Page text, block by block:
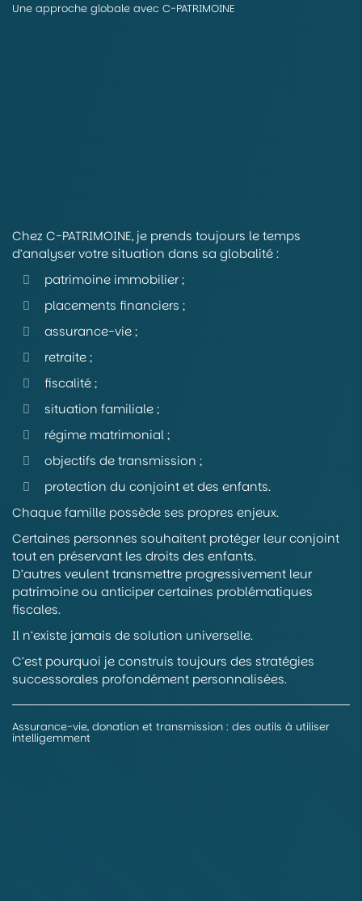
Une approche globale avec C-PATRIMOINE
Chez C-PATRIMOINE, je prends toujours le temps
d’analyser votre situation dans sa globalité :
patrimoine immobilier ;
placements financiers ;
assurance-vie ;
retraite ;
fiscalité ;
situation familiale ;
régime matrimonial ;
objectifs de transmission ;
protection du conjoint et des enfants.
Chaque famille possède ses propres enjeux.
Certaines personnes souhaitent protéger leur conjoint
tout en préservant les droits des enfants.
D’autres veulent transmettre progressivement leur
patrimoine ou anticiper certaines problématiques
fiscales.
Il n’existe jamais de solution universelle.
C’est pourquoi je construis toujours des stratégies
successorales profondément personnalisées.
Assurance-vie, donation et transmission : des outils à utiliser
intelligemment